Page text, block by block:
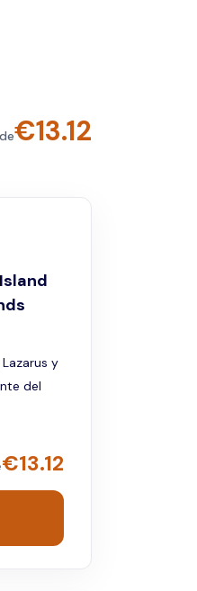
€13.12
y
del
€13.12